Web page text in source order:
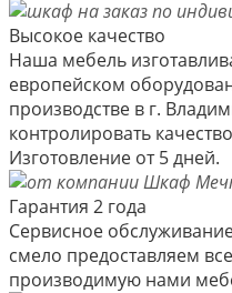
Высокое качество
Наша мебель
европейском
производстве в г.
контролировать
Изготовление от 5 дней.
Гарантия 2 года
Сервисное
смело предоставляем
производимую нами